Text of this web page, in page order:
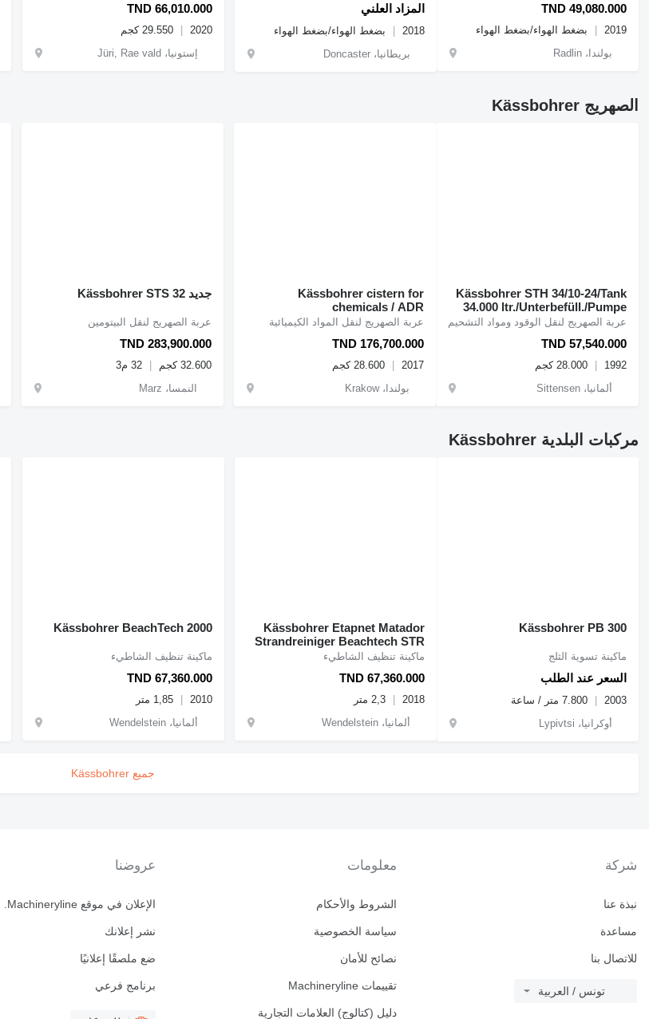
TND 49,080.000
2019
بضغط الهواء/بضغط الهواء
بولندا، Radlin
المزاد العلني
2018
بضغط الهواء/بضغط الهواء
بريطانيا، Doncaster
TND 66,010.000
2020
29.550 كجم
إستونيا، Jüri, Rae vald
الصهريج Kässbohrer
Kässbohrer STH 34/10-24/Tank
34.000 ltr./Unterbefüll./Pumpe
TND 57,540.000
عربة الصهريج لنقل الوقود ومواد التشحيم
1992
28.000 كجم
ألمانيا، Sittensen
Kässbohrer cistern for
chemicals / ADR
TND 176,700.000
عربة الصهريج لنقل المواد الكيميائية
2017
28.600 كجم
بولندا، Krakow
جديد Kässbohrer STS 32
TND 283,900.000
عربة الصهريج لنقل البيتومين
32.600 كجم
32 م3
النمسا، Marz
مركبات البلدية Kässbohrer
Kässbohrer PB 300
السعر عند الطلب
ماكينة تسوية الثلج
2003
7.800 متر / ساعة
أوكرانيا، Lypivtsi
Kässbohrer Etapnet Matador
Strandreiniger Beachtech STR
Cribleuse de Palge
TND 67,360.000
ماكينة تنظيف الشاطيء
2018
2,3 متر
ألمانيا، Wendelstein
Kässbohrer BeachTech 2000
TND 67,360.000
ماكينة تنظيف الشاطيء
2010
1,85 متر
ألمانيا، Wendelstein
جميع Kässbohrer
شركة
نبذة عنا
مساعدة
للاتصال بنا
تونس / العربية
معلومات
الشروط والأحكام
سياسة الخصوصية
نصائح للأمان
تقييمات Machineryline
دليل (كتالوج) العلامات التجارية
عروضنا
الإعلان في موقع Machineryline.
نشر إعلانك
ضع ملصقًا إعلانيًا
برنامج فرعي